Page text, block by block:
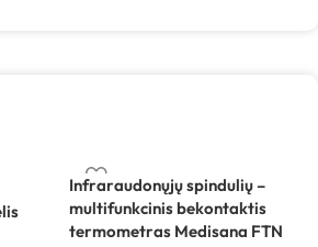
Infraraudonųjų spindulių –
multifunkcinis bekontaktis
termometras Medisana FTN